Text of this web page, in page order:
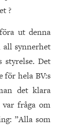
?
ut denna
synnerhet
styrelse. Det
för hela BV:s
det klara
fråga om
”Alla som